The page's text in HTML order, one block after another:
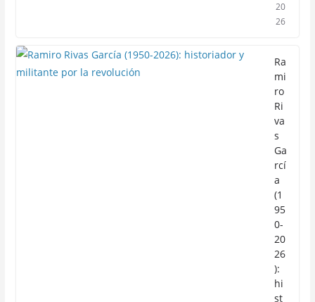
20
26
Ra
mi
ro
Ri
va
s
Ga
rcí
a
(1
95
0-
20
26
):
hi
st